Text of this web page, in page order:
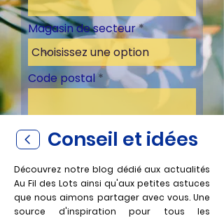
Magasin de secteur
Code postal
Conseil et idées
Découvrez notre blog dédié aux actualités
Au Fil des Lots ainsi qu'aux petites astuces
que nous aimons partager avec vous. Une
source d'inspiration pour tous les